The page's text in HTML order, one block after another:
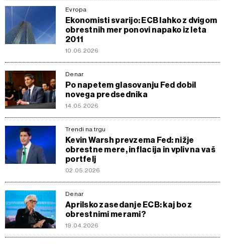
Evropa
Ekonomisti svarijo: ECB lahko z dvigom
obrestnih mer ponovi napako iz leta
2011
10.06.2026
Denar
Po napetem glasovanju Fed dobil
novega predsednika
14.05.2026
Trendi na trgu
Kevin Warsh prevzema Fed: nižje
obrestne mere, inflacija in vpliv na vaš
portfelj
02.05.2026
Denar
Aprilsko zasedanje ECB: kaj bo z
obrestnimi merami?
19.04.2026